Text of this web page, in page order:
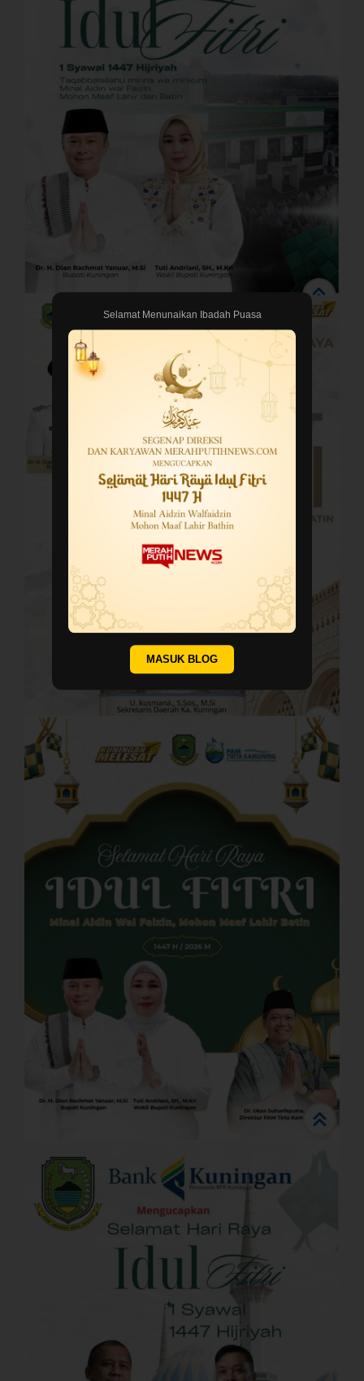
Selamat Menunaikan Ibadah Puasa
MASUK BLOG